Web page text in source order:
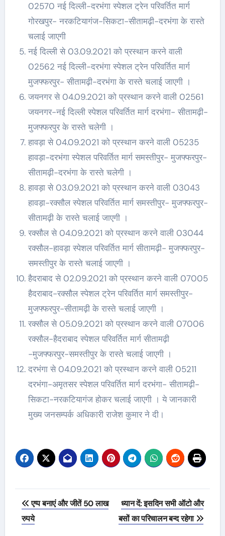
02570 नई दिल्ली-दरभंगा स्पेशल ट्रेन परिवर्तित मार्ग
गोरखपुर- नरकटियागंज-सिकटा-सीतामढ़ी-दरभंगा के रास्ते
चलाई जाएगी
नई दिल्ली से 03.09.2021 को प्रस्थान करने वाली
02562 नई दिल्ली-दरभंगा स्पेशल ट्रेन परिवर्तित मार्ग
मुजफ्फरपुर- सीतामढ़ी-दरभंगा के रास्ते चलाई जाएगी ।
जयनगर से 04.09.2021 को प्रस्थान करने वाली 02561
जयनगर-नई दिल्ली स्पेशल परिवर्तित मार्ग दरभंगा- सीतामढ़ी-
मुजफ्फरपुर के रास्ते चलेगी ।
हावड़ा से 04.09.2021 को प्रस्थान करने वाली 05235
हावड़ा-दरभंगा स्पेशल परिवर्तित मार्ग समस्तीपुर- मुजफ्फरपुर-
सीतामढ़ी-दरभंगा के रास्ते चलेगी ।
हावड़ा से 03.09.2021 को प्रस्थान करने वाली 03043
हावड़ा-रक्सौल स्पेशल परिवर्तित मार्ग समस्तीपुर- मुजफ्फरपुर-
सीतामढ़ी के रास्ते चलाई जाएगी ।
रक्सौल से 04.09.2021 को प्रस्थान करने वाली 03044
रक्सौल-हावड़ा स्पेशल परिवर्तित मार्ग सीतामढ़ी- मुजफ्फरपुर-
समस्तीपुर के रास्ते चलाई जाएगी ।
हैदराबाद से 02.09.2021 को प्रस्थान करने वाली 07005
हैदराबाद-रक्सौल स्पेशल ट्रेन परिवर्तित मार्ग समस्तीपुर-
मुजफ्फरपुर-सीतामढ़ी के रास्ते चलाई जाएगी ।
रक्सौल से 05.09.2021 को प्रस्थान करने वाली 07006
रक्सौल-हैदराबाद स्पेशल परिवर्तित मार्ग सीतामढ़ी
-मुजफ्फरपुर-समस्तीपुर के रास्ते चलाई जाएगी ।
दरभंगा से 04.09.2021 को प्रस्थान करने वाली 05211
दरभंगा-अमृतसर स्पेशल परिवर्तित मार्ग दरभंगा- सीतामढ़ी-
सिकटा-नरकटियागंज होकर चलाई जाएगी । ये जानकारी
मुख्य जनसम्पर्क अधिकारी राजेश कुमार ने दी।
Post
navigation
एप्प बनाएं और जीतें 50 लाख
रुपये
ध्यान दें: इसदिन सभी ऑटो और
बसों का परिचालन बन्द रहेगा